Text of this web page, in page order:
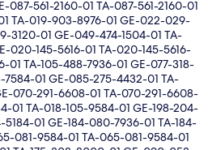
087-561-2160-01 TA-087-561-2160-01
TA-019-903-8976-01 GE-022-029-
3120-01 GE-049-474-1504-01 TA-
020-145-5616-01 TA-020-145-5616-
01 TA-105-488-7936-01 GE-077-318-
7584-01 GE-085-275-4432-01 TA-
070-291-6608-01 TA-070-291-6608-
01 TA-018-105-9584-01 GE-198-204-
5184-01 GE-184-080-7936-01 TA-184-
081-9584-01 TA-065-081-9584-01